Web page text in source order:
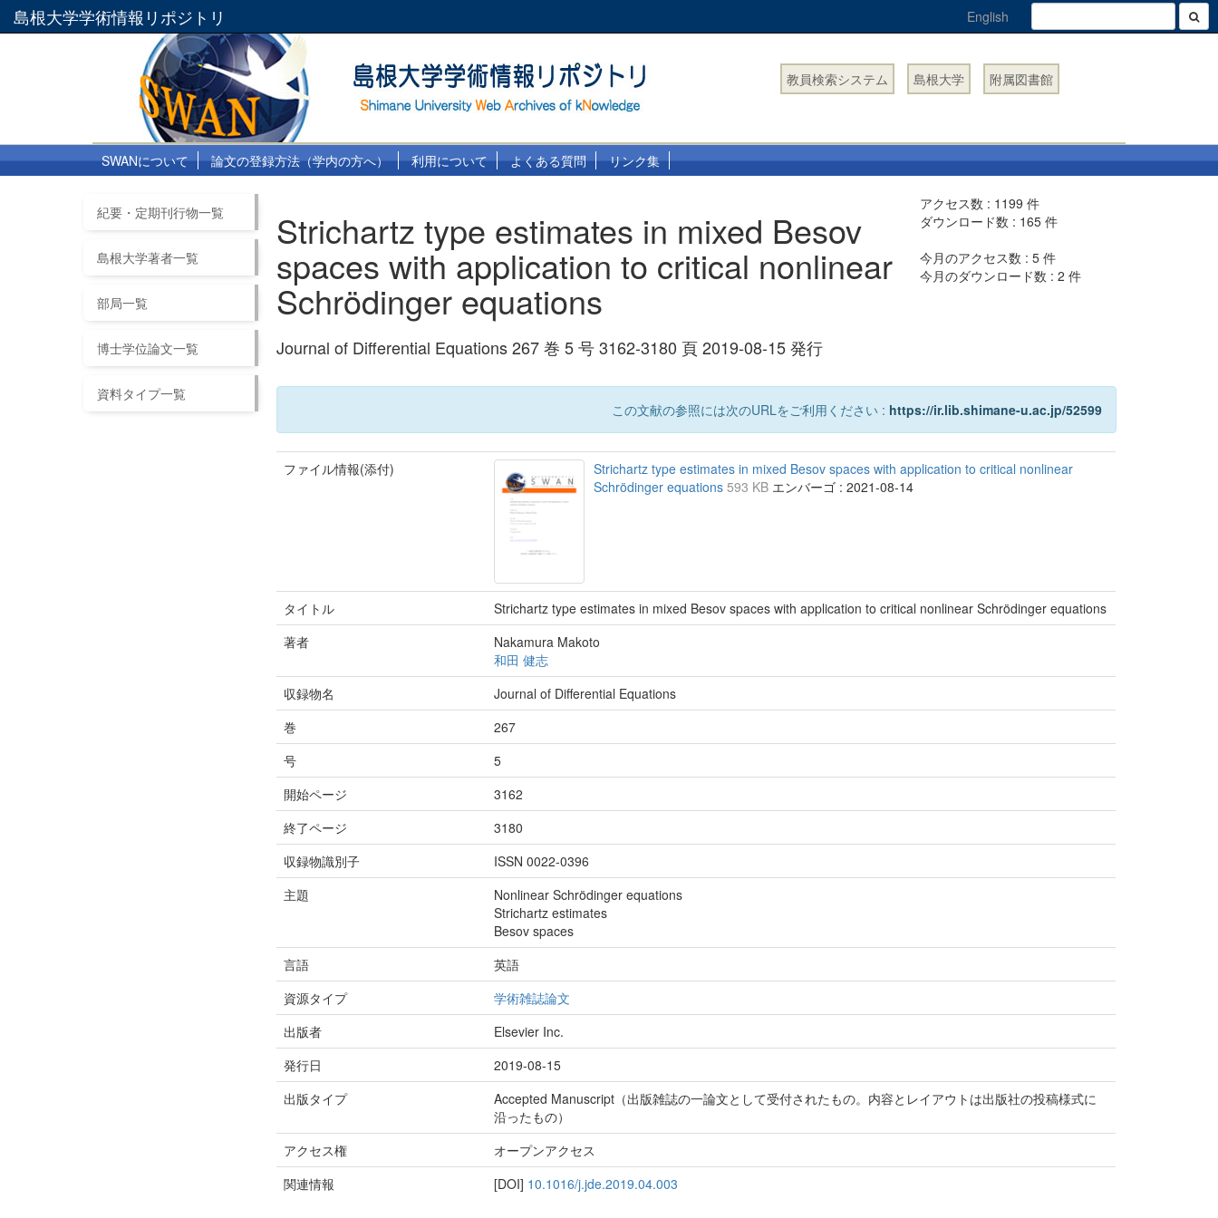
島根大学学術情報リポジトリ English
教員検索システム 島根大学 附属図書館
SWANについて 論文の登録方法（学内の方へ） 利用について よくある質問 リンク集
紀要・定期刊行物一覧
島根大学著者一覧
部局一覧
博士学位論文一覧
資料タイプ一覧
Strichartz type estimates in mixed Besov
spaces with application to critical nonlinear
Schrödinger equations
Journal of Differential Equations 267 巻 5 号 3162-3180 頁 2019-08-15 発行
アクセス数 : 1199 件
ダウンロード数 : 165 件
今月のアクセス数 :5 件
今月のダウンロード数 :2 件
この文献の参照には次のURLをご利用ください : https://ir.lib.shimane-u.ac.jp/52599
ファイル情報(添付)
Strichartz type estimates in mixed Besov spaces with application to critical nonlinear
Schrödinger equations593 KB エンバーゴ : 2021-08-14
タイトル
Strichartz type estimates in mixed Besov spaces with application to critical nonlinear Schrödinger equations
著者
Nakamura Makoto
和田 健志
収録物名
Journal of Differential Equations
巻
267
号
5
開始ページ
3162
終了ページ
3180
収録物識別子
ISSN 0022-0396
主題
Nonlinear Schrödinger equations
Strichartz estimates
Besov spaces
言語
英語
資源タイプ
学術雑誌論文
出版者
Elsevier Inc.
発行日
2019-08-15
出版タイプ
Accepted Manuscript（出版雑誌の一論文として受付されたもの。内容とレイアウトは出版社の投稿様式に
沿ったもの）
アクセス権
オープンアクセス
関連情報
[DOI] 10.1016/j.jde.2019.04.003